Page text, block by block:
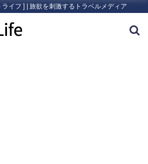
ライフ ] | 旅欲を刺激するトラベルメディア